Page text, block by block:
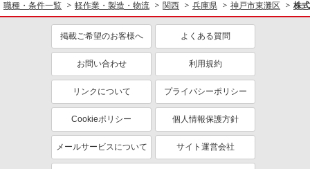
軽作業・製造・物流
入出庫・商品管理・検品・検査
フォークリフト
同じ特徴から求人を探す
未経験歓迎
ミドル（40代～）活躍中
土日祝休み
短期（3ヶ月以内）
交通費支給
社会保険あり
職種・条件一覧 軽作業・製造・物流 関西 兵庫県 神戸市東灘区 株
掲載ご希望のお客様へ よくある質問
お問い合わせ 利用規約
リンクについて プライバシーポリシー
Cookieポリシー 個人情報保護方針
メールサービスについて サイト運営会社